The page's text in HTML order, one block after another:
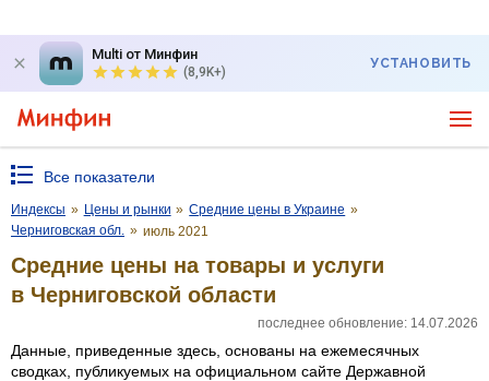
Multi от Минфин
(8,9K+)
УСТАНОВИТЬ
Все показатели
Индексы » Цены и рынки » Средние цены в Украине »
Черниговская обл. » июль 2021
Средние цены на товары и услуги
в Черниговской области
последнее обновление: 14.07.2026
Данные, приведенные здесь, основаны на ежемесячных
сводках, публикуемых на официальном сайте Державной